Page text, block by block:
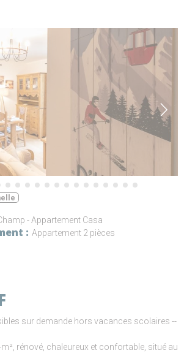
- Appartement Casa
Appartement 2 pièces
sur demande hors vacances scolaires --
rénové, chaleureux et confortable, situé au